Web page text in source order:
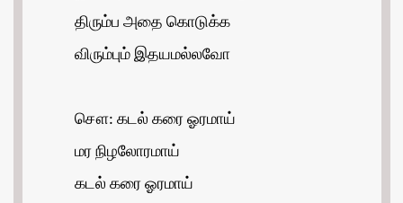
திரும்ப அதை கொடுக்க
விரும்பும் இதயமல்லவோ
சௌ: கடல் கரை ஓரமாய்
மர நிழலோரமாய்
கடல் கரை ஓரமாய்